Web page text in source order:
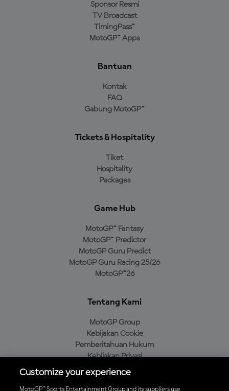
Sponsor Resmi
TV Broadcast
TimingPass™
MotoGP™ Apps
Bantuan
Kontak
FAQ
Gabung MotoGP™
Tickets & Hospitality
Tiket
Hospitality
Packages
Game Hub
MotoGP™ Fantasy
MotoGP™ Predictor
MotoGP Guru Predict
MotoGP Guru Racing 25/26
MotoGP™26
Tentang Kami
MotoGP Group
Kebijakan Cookie
Pemberitahuan Hukum
Kebijakan Privasi
Kebijakan Pembelian
Customize your experience
MotoGP™ Sports Entertainment Group and its suppliers use